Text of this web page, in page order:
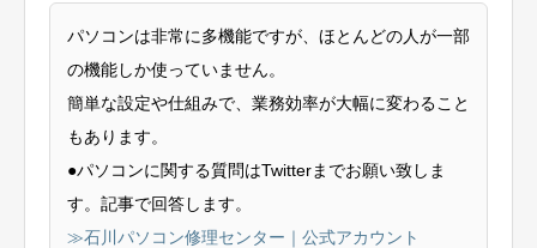
パソコンは非常に多機能ですが、ほとんどの人が一部
の機能しか使っていません。
簡単な設定や仕組みで、業務効率が大幅に変わること
もあります。
●パソコンに関する質問はTwitterまでお願い致しま
す。記事で回答します。
≫石川パソコン修理センター｜公式アカウント